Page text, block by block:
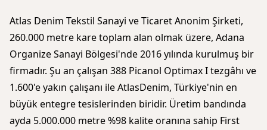
Atlas Denim Tekstil Sanayi ve Ticaret Anonim Şirketi,
260.000 metre kare toplam alan olmak üzere, Adana
Organize Sanayi Bölgesi'nde 2016 yılında kurulmuş bir
firmadır. Şu an çalışan 388 Picanol Optimax I tezgâhı ve
1.600'e yakın çalışanı ile AtlasDenim, Türkiye'nin en
büyük entegre tesislerinden biridir. Üretim bandında
ayda 5.000.000 metre %98 kalite oranına sahip First